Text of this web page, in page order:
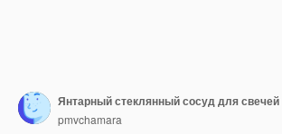
Янтарный стеклянный сосуд для свечей
pmvchamara